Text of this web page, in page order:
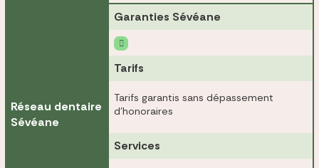
Réseau dentaire
Sévéane
Garanties Sévéane
Tarifs
Tarifs garantis sans dépassement
d'honoraires
Services